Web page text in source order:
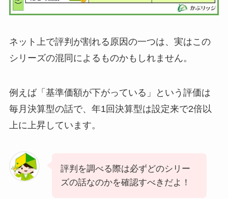
ネット上で評判が割れる原因の一つは、実はこの
シリーズの混同によるものかもしれません。
例えば「基準価額が下がっている」という評価は
毎月決算型の話で、年1回決算型は設定来で2倍以
上に上昇しています。
評判を調べる際は必ずどのシリー
ズの話なのかを確認すべきだよ！